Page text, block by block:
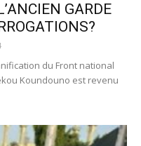
GARDE
du Front national
Koundouno est revenu